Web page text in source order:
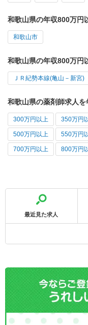
和歌山県の年収800万円
和歌山市
和歌山県の年収800万円
ＪＲ紀勢本線(亀山－新宮)
和歌山県の薬剤師求人を
300万円以上 350万円
500万円以上 550万円
700万円以上 800万円
最近見た求人